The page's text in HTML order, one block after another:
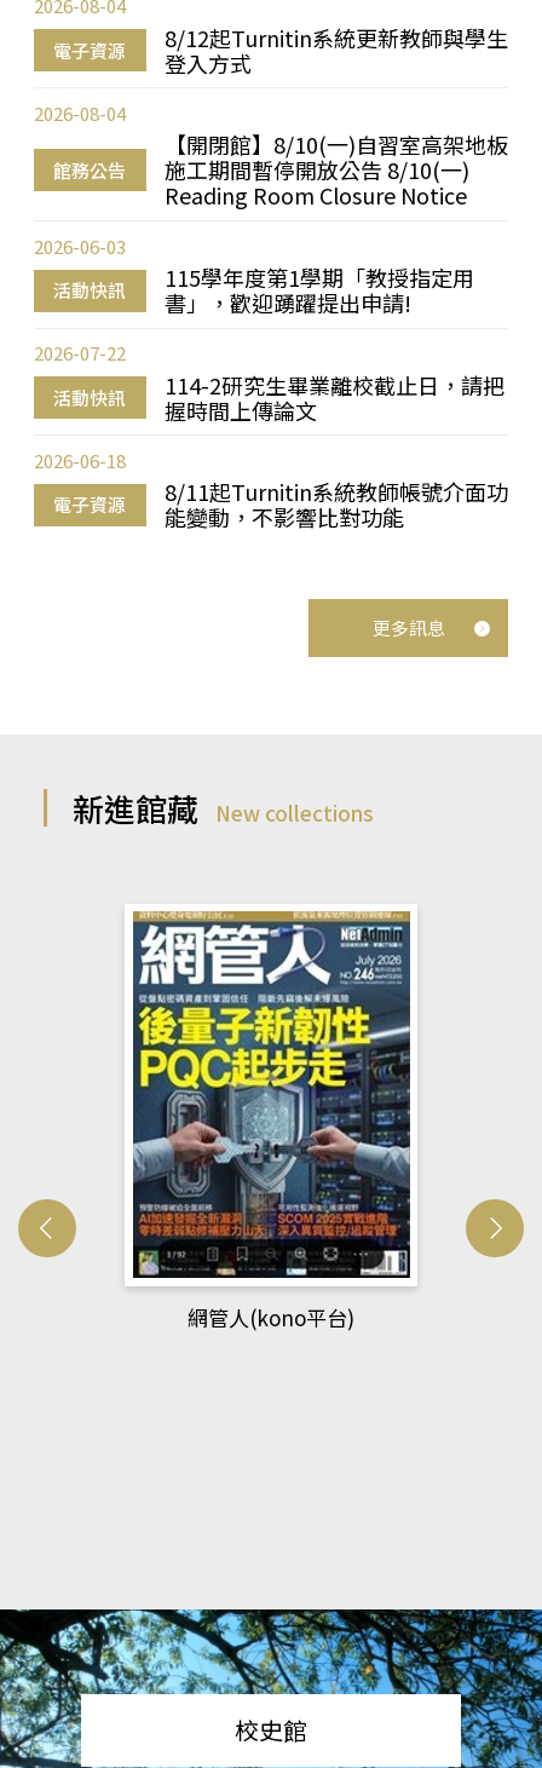
電子資源
8/12起Turnitin系統更新教師與學生
登入方式
2026-08-04
館務公告
【開閉館】8/10(一)自習室高架地板
施工期間暫停開放公告 8/10(一)
Reading Room Closure Notice
2026-08-04
活動快訊
115學年度第1學期「教授指定用
書」，歡迎踴躍提出申請!
2026-06-03
活動快訊
114-2研究生畢業離校截止日，請把
握時間上傳論文
2026-07-22
電子資源
8/11起Turnitin系統教師帳號介面功
能變動，不影響比對功能
2026-06-18
更多訊息
新進館藏 New collections
網管人(kono平台)
校史館